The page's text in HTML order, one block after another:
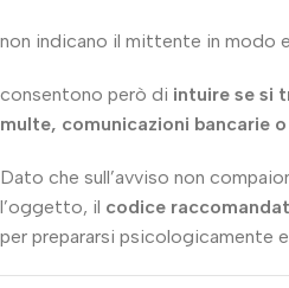
non indicano il mittente in modo
consentono però di intuire se si
multe, comunicazioni bancarie
Dato che sull’avviso non
l’oggetto, il codice
per prepararsi psicologicamente